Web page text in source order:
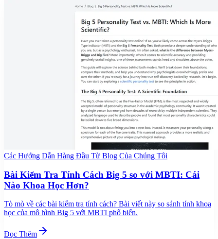
Các Hướng Dẫn Hàng Đầu Từ Blog Của Chúng Tôi
Bài Kiểm Tra Tính Cách Big 5 so với MBTI: Cái
Nào Khoa Học Hơn?
Tò mò về các bài kiểm tra tính cách? Bài viết này so sánh tính khoa
học của mô hình Big 5 với MBTI phổ biến.
Đọc Thêm